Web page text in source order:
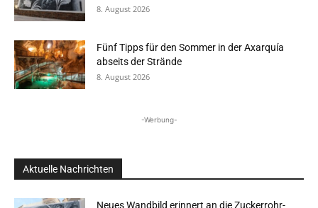
8. August 2026
Fünf Tipps für den Sommer in der Axarquía
abseits der Strände
8. August 2026
-Werbung-
Aktuelle Nachrichten
Neues Wandbild erinnert an die Zuckerrohr-